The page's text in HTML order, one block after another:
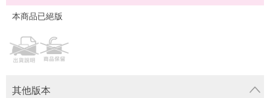
本商品已絕版
其他版本